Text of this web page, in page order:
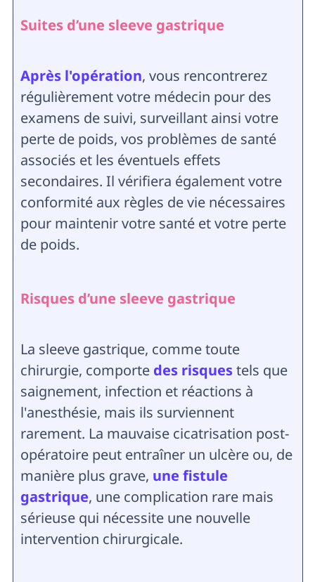
Suites d’une sleeve gastrique
Après l'opération, vous rencontrerez
régulièrement votre médecin pour des
examens de suivi, surveillant ainsi votre
perte de poids, vos problèmes de santé
associés et les éventuels effets
secondaires. Il vérifiera également votre
conformité aux règles de vie nécessaires
pour maintenir votre santé et votre perte
de poids.
Risques d’une sleeve gastrique
La sleeve gastrique, comme toute
chirurgie, comporte des risquestels que
saignement, infection et réactions à
l'anesthésie, mais ils surviennent
rarement. La mauvaise cicatrisation post-
opératoire peut entraîner un ulcère ou, de
manière plus grave, une fistule
gastrique, une complication rare mais
sérieuse qui nécessite une nouvelle
intervention chirurgicale.